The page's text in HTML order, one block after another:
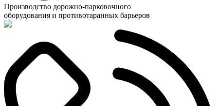
Производство дорожно-парковочного
оборудования и противотаранных барьеров